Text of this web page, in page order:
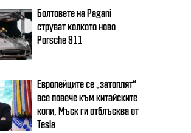
Болтовете на Pagani
струват колкото ново
Porsche 911
Европейците се „затоплят“
все повече към китайските
коли, Мъск ги отблъсква от
Tesla